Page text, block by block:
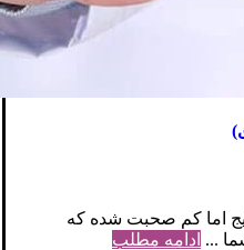
اما کم‌ صحبت شده که
... ادامه مطلب